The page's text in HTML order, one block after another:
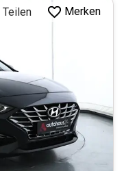
Teilen Merken